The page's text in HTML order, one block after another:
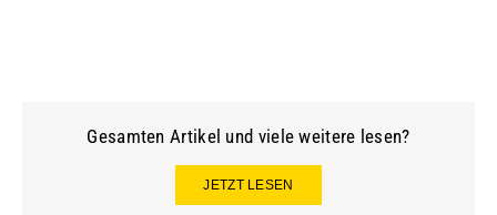
Gesamten Artikel und viele weitere lesen?
JETZT LESEN